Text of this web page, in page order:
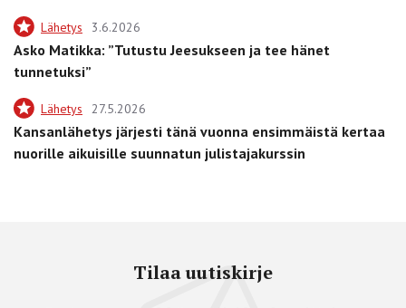
Lähetys 3.6.2026
Asko Matikka: ”Tutustu Jeesukseen ja tee hänet
tunnetuksi”
Lähetys 27.5.2026
Kansanlähetys järjesti tänä vuonna ensimmäistä kertaa
nuorille aikuisille suunnatun julistajakurssin
Tilaa uutiskirje